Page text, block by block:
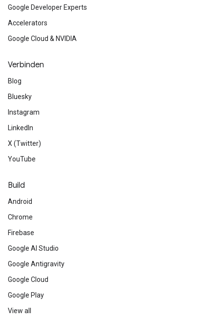
Google Developer Experts
Accelerators
Google Cloud & NVIDIA
Verbinden
Blog
Bluesky
Instagram
LinkedIn
X (Twitter)
YouTube
Build
Android
Chrome
Firebase
Google AI Studio
Google Antigravity
Google Cloud
Google Play
View all